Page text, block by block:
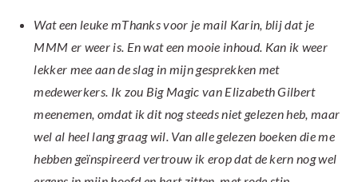
Wat een leuke mThanks voor je mail Karin, blij dat je
MMM er weer is. En wat een mooie inhoud. Kan ik weer
lekker mee aan de slag in mijn gesprekken met
medewerkers. Ik zou Big Magic van Elizabeth Gilbert
meenemen, omdat ik dit nog steeds niet gelezen heb, maar
wel al heel lang graag wil. Van alle gelezen boeken die me
hebben geïnspireerd vertrouw ik erop dat de kern nog wel